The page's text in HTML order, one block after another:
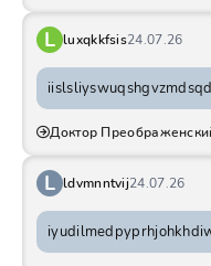
L luxqkkfsis24.07.26
Доктор
L ldvmnntvij24.07.26